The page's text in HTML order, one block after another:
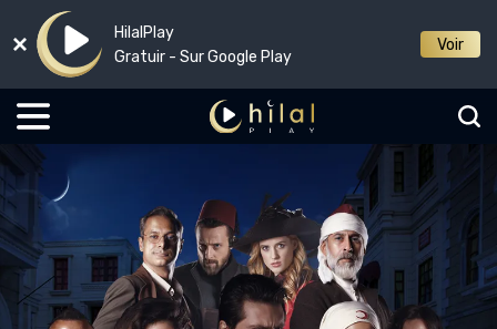
HilalPlay
Gratuir - Sur Google Play
Voir